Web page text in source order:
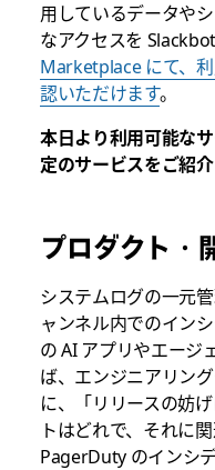
用しているデータや
なアクセスを
Marketplace にて、
認いただけます。
本日より利用可能な
定のサービスをご紹介
プロダクト・
システムログの一元
ャンネル内でのイン
のAI アプリやエージ
ば、エンジニアリン
に、
「リリースの妨
トはどれで、それに
PagerDuty のインシ